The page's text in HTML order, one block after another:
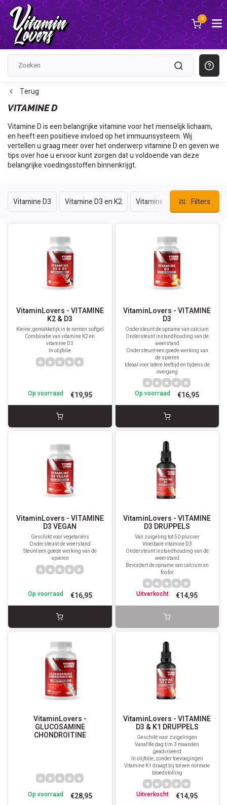
0
Terug
VITAMINE D
Vitamine D is een belangrijke vitamine voor het menselijk lichaam,
en heeft een positieve invloed op het immuunsysteem. Wij
vertellen u graag meer over het onderwerp vitamine D en geven we
tips over hoe u ervoor kunt zorgen dat u voldoende van deze
belangrijke voedingsstoffen binnenkrijgt.
Vitamine D3 Vitamine D3 en K2 Vitamine D tablettenFilters
VitaminLovers - VITAMINE
K2 & D3
Kleine, gemakkelijk in te nemen softgel
Combinatie van vitamine K2 en
vitamine D3
In olijfolie
€19,95
Op voorraad
VitaminLovers - VITAMINE
D3
Ondersteunt de opname van calcium
Ondersteunt instandhouding van de
weerstand
Ondersteunt een goede werking van
de spieren
Ideaal voor latere leeftijd en tijdens de
overgang
€16,95
Op voorraad
VitaminLovers - VITAMINE
D3 VEGAN
Geschikt voor vegetariërs
Ondersteunt de weerstand
Steunt een goede werking van de
spieren
€16,95
Op voorraad
VitaminLovers - VITAMINE
D3 DRUPPELS
Van zuigeling tot 50 plusser
Vloeibare vitamine D3
Ondersteunt instandhouding van de
weerstand
Bevordert de opname van calcium en
fosfor
€14,95
Uitverkocht
VitaminLovers -
GLUCOSAMINE
CHONDROITINE
€28,95
Op voorraad
VitaminLovers - VITAMINE
D3 & K1 DRUPPELS
Geschikt voor zuigelingen
Vanaf 8e dag t/m 3 maanden
geadviseerd
In olijfolie, zonder toevoegingen
Vitamine K1 draagt bij tot een normale
bloedstolling
€14,95
Uitverkocht